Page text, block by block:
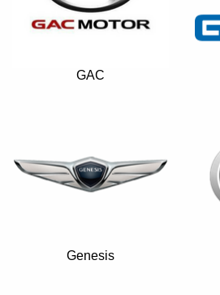
GAC
Genesis